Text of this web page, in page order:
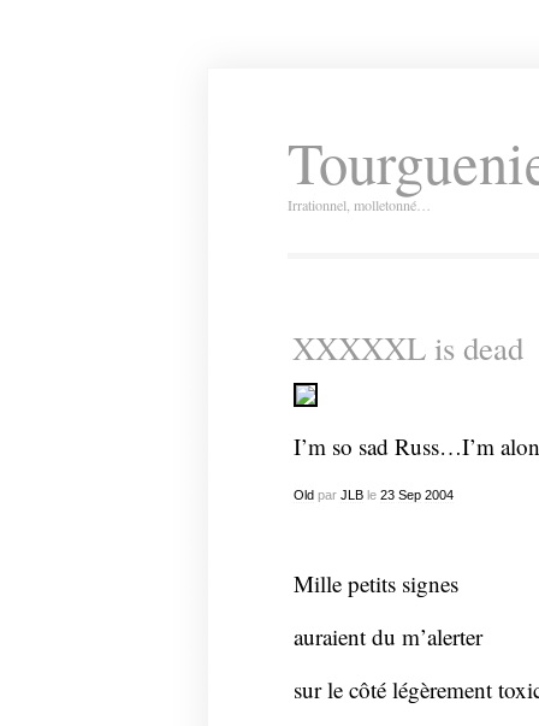
Irrationnel, molletonné…
XXXXXL is dead
I’m so sad Russ…I’m
Oldpar JLBle 23 Sep 2004
Mille petits signes
auraient du m’alerter
sur le côté légèrement